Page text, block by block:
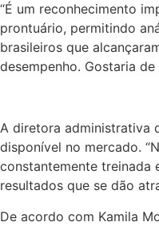
“É um reconhecimento
prontuário, permitindo
brasileiros que
desempenho. Gostaria
A diretora administrativa
disponível no mercado.
constantemente treinada
resultados que se dão
De acordo com Kamila